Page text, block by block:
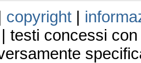
copyright|
testi concessi